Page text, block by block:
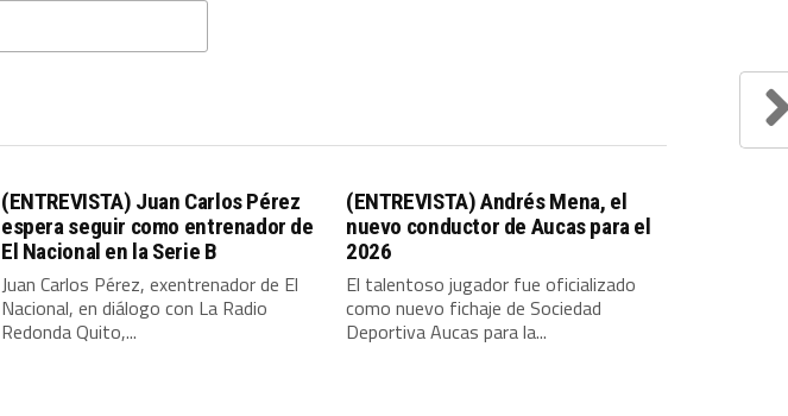
(ENTREVISTA) Juan Carlos Pérez
espera seguir como entrenador de
El Nacional en la Serie B
Juan Carlos Pérez, exentrenador de El
Nacional, en diálogo con La Radio
Redonda Quito,...
(ENTREVISTA) Andrés Mena, el
nuevo conductor de Aucas para el
2026
El talentoso jugador fue oficializado
como nuevo fichaje de Sociedad
Deportiva Aucas para la...